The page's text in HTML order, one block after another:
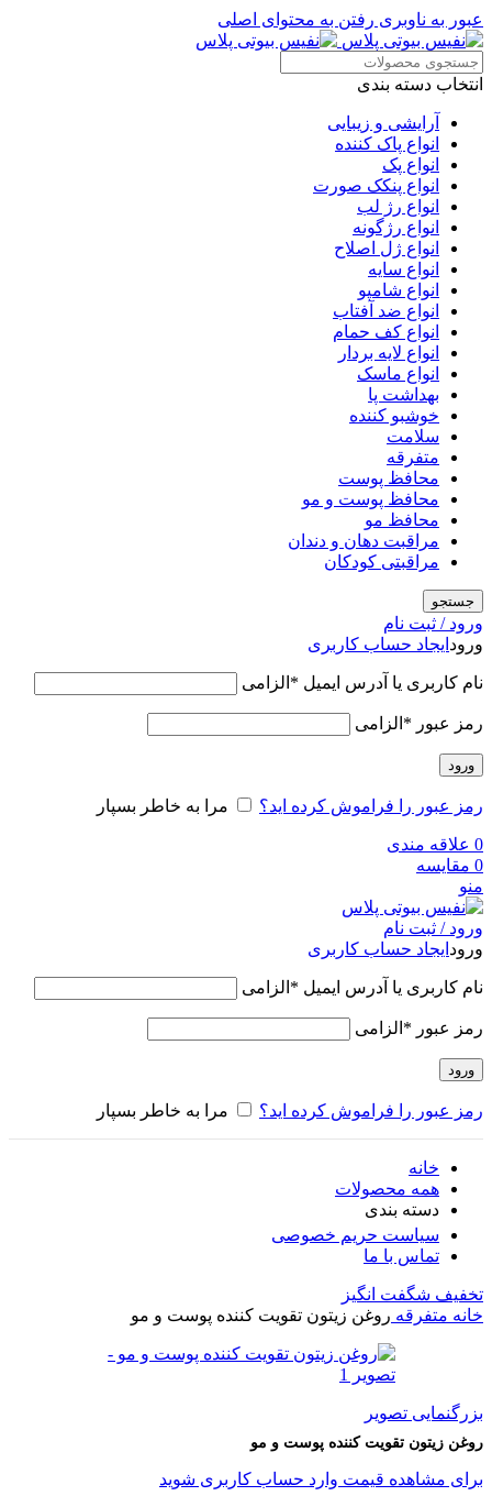
عبور به ناوبری رفتن به محتوای اصلی
انتخاب دسته بندی
آرایشی و زیبایی
انواع پاک کننده
انواع پک
انواع پنکک صورت
انواع رژ لب
انواع رژگونه
انواع ژل اصلاح
انواع سایه
انواع شامپو
انواع ضد آفتاب
انواع کف حمام
انواع لایه بردار
انواع ماسک
بهداشت پا
خوشبو کننده
سلامت
متفرقه
محافظ پوست
محافظ پوست و مو
محافظ مو
مراقبت دهان و دندان
مراقبتی کودکان
جستجو
ورود / ثبت نام
ورود ایجاد حساب کاربری
نام کاربری یا آدرس ایمیل * الزامی
رمز عبور * الزامی
ورود
رمز عبور را فراموش کرده اید؟ مرا به خاطر بسپار
0 علاقه مندی
0 مقایسه
منو
ورود / ثبت نام
ورود ایجاد حساب کاربری
نام کاربری یا آدرس ایمیل * الزامی
رمز عبور * الزامی
ورود
رمز عبور را فراموش کرده اید؟ مرا به خاطر بسپار
خانه
همه محصولات
دسته بندی
سیاست حریم خصوصی
تماس با ما
تخفیف شگفت انگیز
خانه متفرقه روغن زیتون تقویت کننده پوست و مو
بزرگنمایی تصویر
روغن زیتون تقویت کننده پوست و مو
برای مشاهده قیمت وارد حساب کاربری شوید